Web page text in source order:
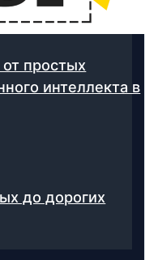
простых
интеллекта в
до дорогих